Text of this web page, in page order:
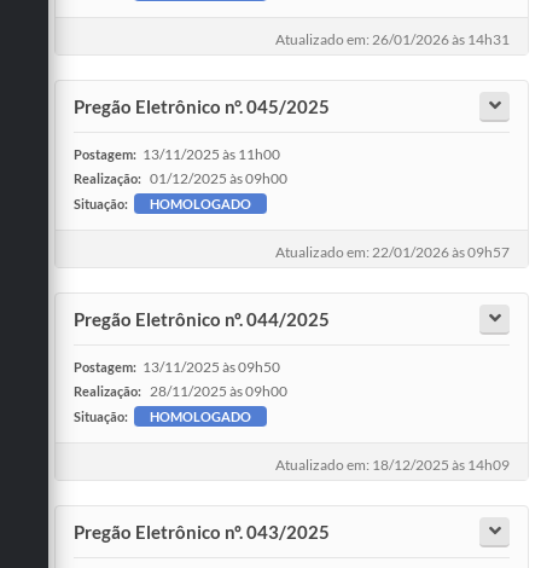
Atualizado em: 26/01/2026 às 14h31
Pregão Eletrônico n°. 045/2025
Postagem: 13/11/2025 às 11h00
Realização: 01/12/2025 às 09h00
Situação: HOMOLOGADO
Atualizado em: 22/01/2026 às 09h57
Pregão Eletrônico nº. 044/2025
Postagem: 13/11/2025 às 09h50
Realização: 28/11/2025 às 09h00
Situação: HOMOLOGADO
Atualizado em: 18/12/2025 às 14h09
Pregão Eletrônico nº. 043/2025